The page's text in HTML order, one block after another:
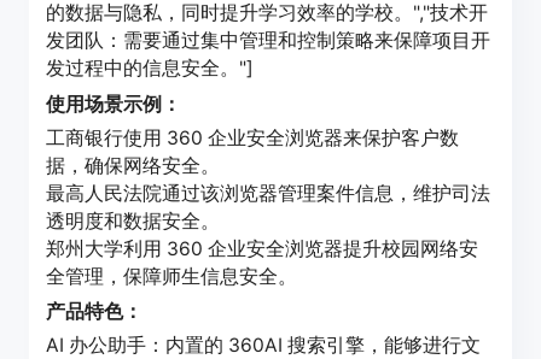
的数据与隐私，同时提升学习效率的学校。","技术开
发团队：需要通过集中管理和控制策略来保障项目开
发过程中的信息安全。"]
使用场景示例：
工商银行使用 360 企业安全浏览器来保护客户数
据，确保网络安全。
最高人民法院通过该浏览器管理案件信息，维护司法
透明度和数据安全。
郑州大学利用 360 企业安全浏览器提升校园网络安
全管理，保障师生信息安全。
产品特色：
AI 办公助手：内置的 360AI 搜索引擎，能够进行文